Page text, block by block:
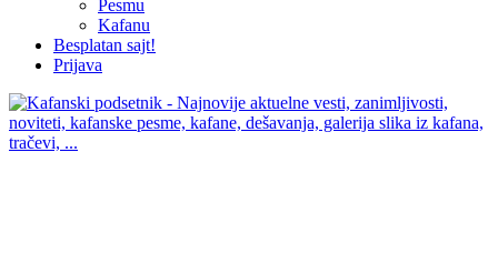
Pesmu
Kafanu
Besplatan sajt!
Prijava